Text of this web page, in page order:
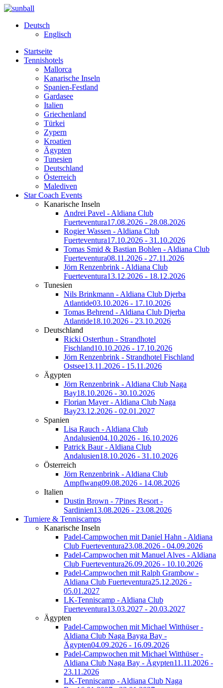
Deutsch
Englisch
Startseite
Tennishotels
Mallorca
Kanarische Inseln
Spanien-Festland
Gardasee
Italien
Griechenland
Türkei
Zypern
Kroatien
Ägypten
Tunesien
Deutschland
Österreich
Malediven
Star Coach Events
Kanarische Inseln
Andrei Pavel - Aldiana Club
Fuerteventura17.08.2026 - 28.08.2026
Rogier Wassen - Aldiana Club
Fuerteventura17.10.2026 - 31.10.2026
Tomas Smid & Bastian Bohlen - Aldiana Club
Fuerteventura08.11.2026 - 27.11.2026
Jörn Renzenbrink - Aldiana Club
Fuerteventura13.12.2026 - 18.12.2026
Tunesien
Nils Brinkmann - Aldiana Club Djerba
Atlantide03.10.2026 - 17.10.2026
Tomas Behrend - Aldiana Club Djerba
Atlantide18.10.2026 - 23.10.2026
Deutschland
Ricki Osterthun - Strandhotel
Fischland10.10.2026 - 17.10.2026
Jörn Renzenbrink - Strandhotel Fischland
Ostsee13.11.2026 - 15.11.2026
Ägypten
Jörn Renzenbrink - Aldiana Club Naga
Bay18.10.2026 - 30.10.2026
Florian Mayer - Aldiana Club Naga
Bay23.12.2026 - 02.01.2027
Spanien
Lisa Rauch - Aldiana Club
Andalusien04.10.2026 - 16.10.2026
Patrick Baur - Aldiana Club
Andalusien18.10.2026 - 31.10.2026
Österreich
Jörn Renzenbrink - Aldiana Club
Ampflwang09.08.2026 - 14.08.2026
Italien
Dustin Brown - 7Pines Resort -
Sardinien13.08.2026 - 23.08.2026
Turniere & Tenniscamps
Kanarische Inseln
Padel-Campwochen mit Daniel Hahn - Aldiana
Club Fuerteventura23.08.2026 - 04.09.2026
Padel-Campwochen mit Manuel Alves - Aldiana
Club Fuerteventura26.09.2026 - 10.10.2026
Padel-Campwochen mit Ralph Grambow -
Aldiana Club Fuerteventura25.12.2026 -
05.01.2027
LK-Tenniscamp - Aldiana Club
Fuerteventura13.03.2027 - 20.03.2027
Ägypten
Padel-Campwochen mit Michael Witthüser -
Aldiana Club Naga Bayga Bay -
Ägypten04.09.2026 - 16.09.2026
Padel-Campwochen mit Michael Witthüser -
Aldiana Club Naga Bay - Ägypten11.11.2026 -
23.11.2026
LK-Tenniscamp - Aldiana Club Naga